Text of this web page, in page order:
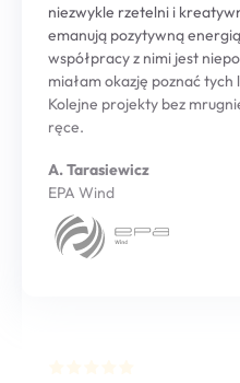
niezwykle rzetelni i
emanują pozytywną
współpracy z nimi jest
miałam okazję poznać tych
Kolejne projekty bez
ręce.
A. Tarasiewicz
EPA Wind